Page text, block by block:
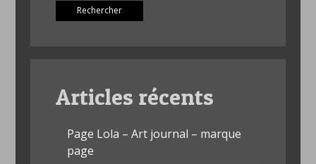
Articles récents
Page Lola – Art journal – marque
page